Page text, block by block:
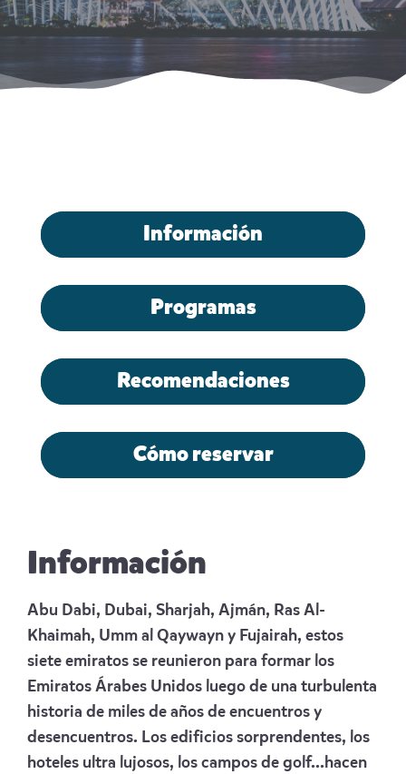
Información
Programas
Recomendaciones
Cómo reservar
Información
Abu Dabi, Dubai, Sharjah, Ajmán, Ras Al-
Khaimah, Umm al Qaywayn y Fujairah, estos
siete emiratos se reunieron para formar los
Emiratos Árabes Unidos luego de una turbulenta
historia de miles de años de encuentros y
desencuentros. Los edificios sorprendentes, los
hoteles ultra lujosos, los campos de golf...hacen